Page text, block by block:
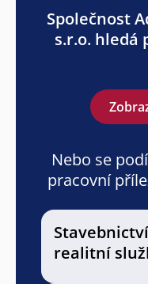
Společnost
s.r.o. hledá
Nebo se
pracovní
realitní